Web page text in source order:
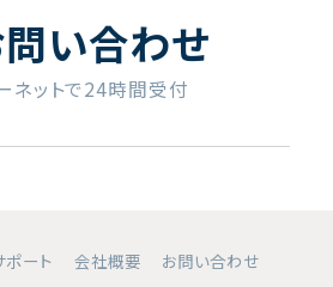
い合わせ
ネットで24時間受付
ポート 会社概要 お問い合わせ